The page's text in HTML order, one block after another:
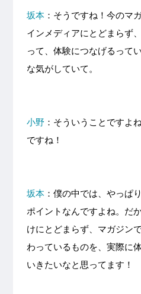
坂本：そうですね！今のマ
インメディアにとどまらず
って、体験につなげるって
な気がしていて。
小野：そういうことですよ
ですね！
坂本：僕の中では、やっぱ
ポイントなんですよね。だ
けにとどまらず、マガジン
わっているものを、実際に
いきたいなと思ってます！